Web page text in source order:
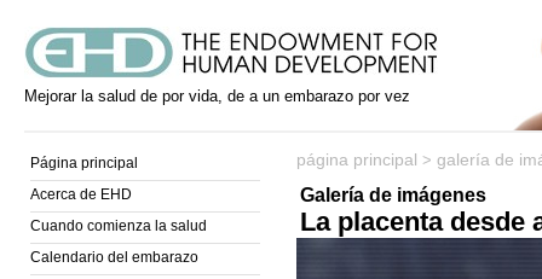
Mejorar la salud de por vida, de a un embarazo por vez
Página principal
Acerca de EHD
Cuando comienza la salud
Calendario del embarazo
página principal > galería de
Galería de imágenes
La placenta desde